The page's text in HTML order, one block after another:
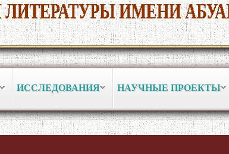
ИССЛЕДОВАНИЯ НАУЧНЫЕ ПРОЕКТЫ